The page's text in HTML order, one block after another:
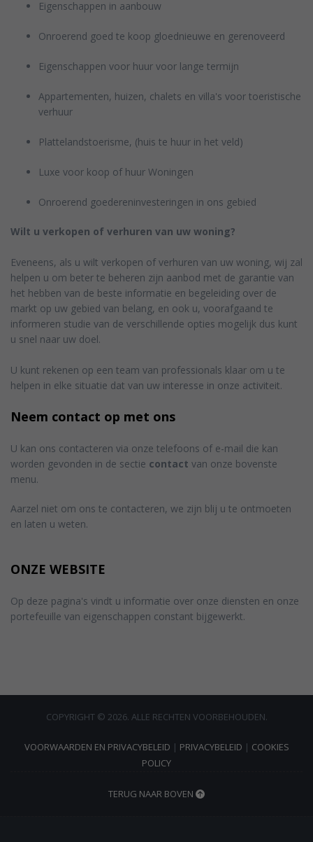
Eigenschappen in aanbouw
Onroerend goed te koop gloednieuwe en gerenoveerd
Eigenschappen voor huur voor lange termijn
Appartementen, huizen, chalets en villa's voor toeristische
verhuur
Plattelandstoerisme, (huis te huur in het veld)
Luxe voor koop of huur Woningen
Onroerend goedereninvesteringen in ons gebied
Wilt u verkopen of verhuren van uw woning?
Eveneens, als u wilt verkopen of verhuren van uw woning, wij zal
helpen u om beter te beheren zijn aanbod met de garantie van
het hebben van de beste informatie en begeleiding over de
markt op uw gebied van belang, en ook u, voorafgaand te
informeren studie van de verschillende opties mogelijk dus kunt
u snel naar uw doel.
U kunt rekenen op een team van professionals klaar om u te
helpen in elke situatie dat van uw interesse in onze activiteit.
Neem contact op met ons
U kan ons contacteren via onze telefoons of e-mail die kan
worden gevonden in de sectie contact van onze bovenste
menu.
Aarzel niet om ons te contacteren, we zijn blij u te ontmoeten
en laten u weten.
ONZE WEBSITE
Op deze pagina's vindt u informatie over onze diensten en onze
portefeuille van eigenschappen constant bijgewerkt.
COPYRIGHT © 2026. ALLE RECHTEN VOORBEHOUDEN.
VOORWAARDEN EN PRIVACYBELEID | PRIVACYBELEID | COOKIES
POLICY
TERUG NAAR BOVEN